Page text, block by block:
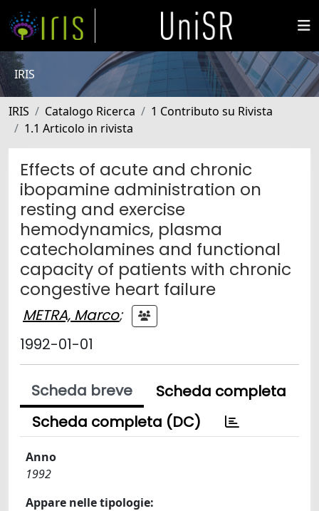
IRIS
IRIS Catalogo Ricerca
1 Contributo su Rivista
1.1 Articolo in rivista
Effects of acute and chronic
ibopamine administration on
resting and exercise
hemodynamics, plasma
catecholamines and functional
capacity of patients with chronic
congestive heart failure
METRA, Marco;
1992-01-01
Scheda breve
Scheda completa
Scheda completa (DC)
Anno
1992
Appare nelle tipologie: